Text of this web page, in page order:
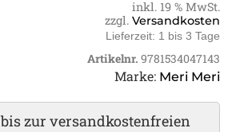
inkl. 19 % MwSt.
zzgl. Versandkosten
Lieferzeit: 1 bis 3 Tage
Artikelnr. 9781534047143
Marke: Meri Meri
bis zur versandkostenfreien